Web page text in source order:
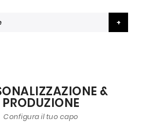
&
PRODUZIONE
Configura il tuo capo